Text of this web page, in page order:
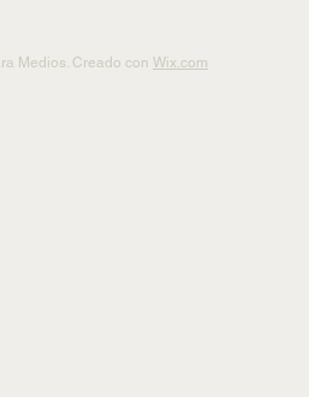
Medios. Creado con Wix.com